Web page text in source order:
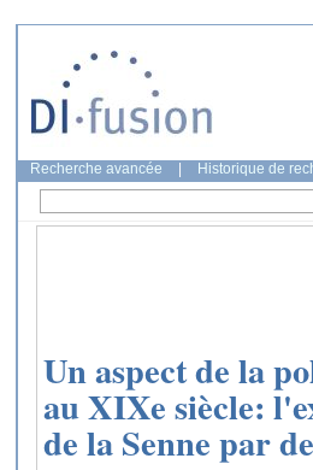
Recherche avancée Historique de
Un aspect de la
au XIXe siècle:
de la Senne par